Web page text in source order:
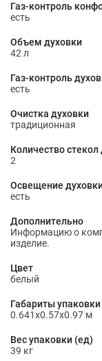
Газ-контроль
есть
Объем духовки
42 л
Газ-контроль
есть
Очистка духовки
традиционная
Количество
2
Освещение
есть
Дополнительно
Информацию о
изделие.
Цвет
белый
Габариты
0.641x0.57x0.97 м
Вес упаковки (ед)
39 кг